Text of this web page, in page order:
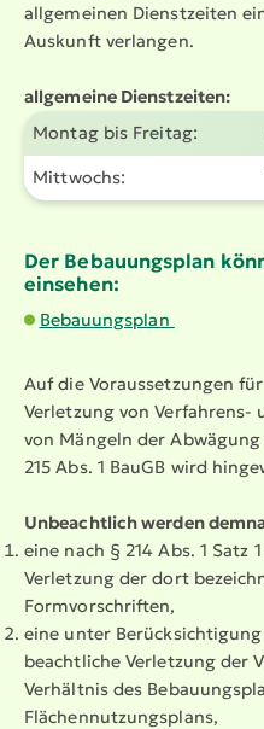
allgemeinen Dienst­zeiten
Auskunft verlangen.
allgemeine Dienst­zeiten:
Montag bis Freitag:
Mittwochs:
Der Bebau­ungsplan
einsehen:
Bebauungsplan
Auf die Voraus­set­zungen
Verletzung von
von Mängeln der
215 Abs. 1 BauGB wird
Unbeachtlich werden
eine nach § 214 Abs. 1 Satz
Verletzung der dort
Formvorschriften,
eine unter Berücksichtigung
beachtliche Verletzung der
Verhältnis des
Flächennutzungsplans,